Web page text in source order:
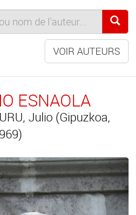
VOIR AUTEURS
ESNAOLA
Julio (Gipuzkoa,